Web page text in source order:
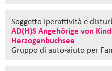
Soggetto Iperattività e
AD(H)S Angehörige von
Herzogenbuchsee
Gruppo di auto-aiuto per